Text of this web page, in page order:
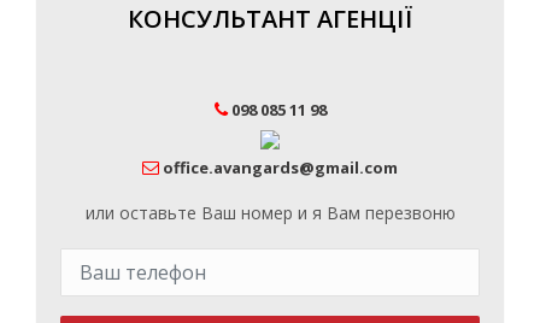
КОНСУЛЬТАНТ АГЕНЦІЇ
098 085 11 98
office.avangards@gmail.com
или оставьте Ваш номер и я Вам перезвоню